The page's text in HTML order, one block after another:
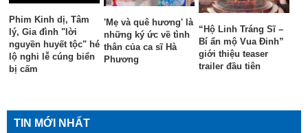
Phim Kinh dị, Tâm
lý, Gia đình "lời
nguyền huyết tộc" hé
lộ nghi lễ cúng biển
bị cấm
'Mẹ và quê hương' là
những ký ức về tình
thân của ca sĩ Hà
Phương
“Hộ Linh Tráng Sĩ –
Bí ẩn mộ Vua Đinh”
giới thiệu teaser
trailer đầu tiên
TIN MỚI NHẤT